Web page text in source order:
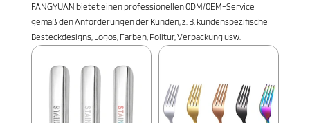
FANGYUAN bietet einen professionellen 0DM/0EM-Service
gemäß den Anforderungen der Kunden, z. B. kundenspezifische
Besteckdesigns, Logos, Farben, Politur, Verpackung usw.